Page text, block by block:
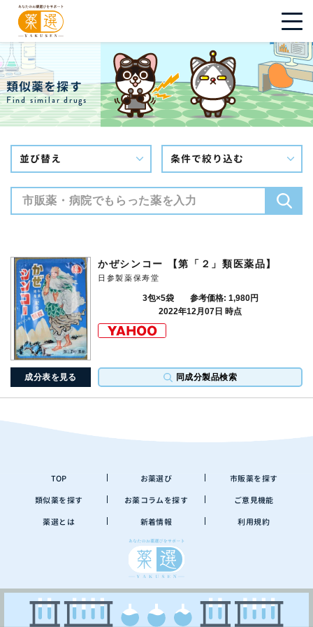
類似薬を探す
Find similar drugs
並び替え 条件で絞り込む
成分表を見る 同成分製品検索
かぜシンコー 【第「２」類医薬品】
日参製薬保寿堂
3包×5袋
参考価格: 1,980円
2022年12月07日 時点
TOP お薬選び 市販薬を探す
類似薬を探す お薬コラムを探す ご意見機能
薬選とは 新着情報 利用規約